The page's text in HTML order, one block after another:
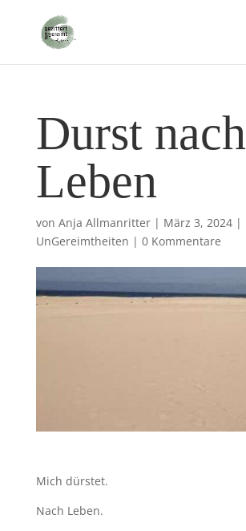
Durst nach
Leben
von Anja Allmanritter| März 3, 2024|
UnGereimtheiten | 0 Kommentare
Mich dürstet.
Nach Leben.